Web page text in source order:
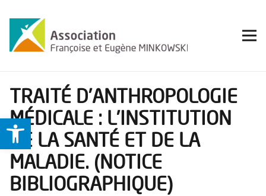
Ouvrir la barre d’outils
TRAITÉ D’ANTHROPOLOGIE
MÉDICALE : L’INSTITUTION
DE LA SANTÉ ET DE LA
MALADIE. (NOTICE
BIBLIOGRAPHIQUE)